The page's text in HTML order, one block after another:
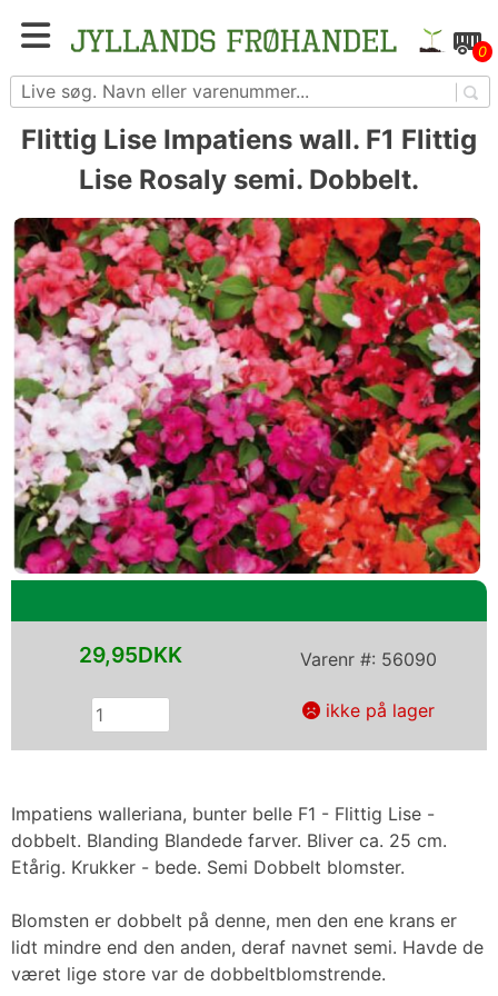
Blomster- og grøntsagsfrø fra hele Europa – få
adgang til 1.229 spændende sorter
0
Flittig Lise Impatiens wall. F1 Flittig
Lise Rosaly semi. Dobbelt.
Impatiens walleriana, bunter belle F1 - Flittig Lise -
dobbelt. Blanding Blandede farver. Bliver ca. 25 cm.
Etårig. Krukker - bede. Semi Dobbelt blomster.
Blomsten er dobbelt på denne, men den ene krans er
lidt mindre end den anden, deraf navnet semi. Havde de
været lige store var de dobbeltblomstrende.
Varenr #: 56090
29,95DKK
ikke på lager